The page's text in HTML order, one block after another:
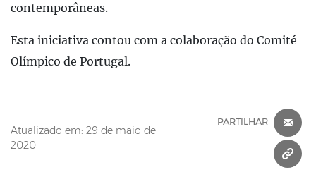
contemporâneas.
Esta iniciativa contou com a colaboração do Comité
Olímpico de Portugal.
Atualizado em: 29 de maio de
2020
PARTILHAR